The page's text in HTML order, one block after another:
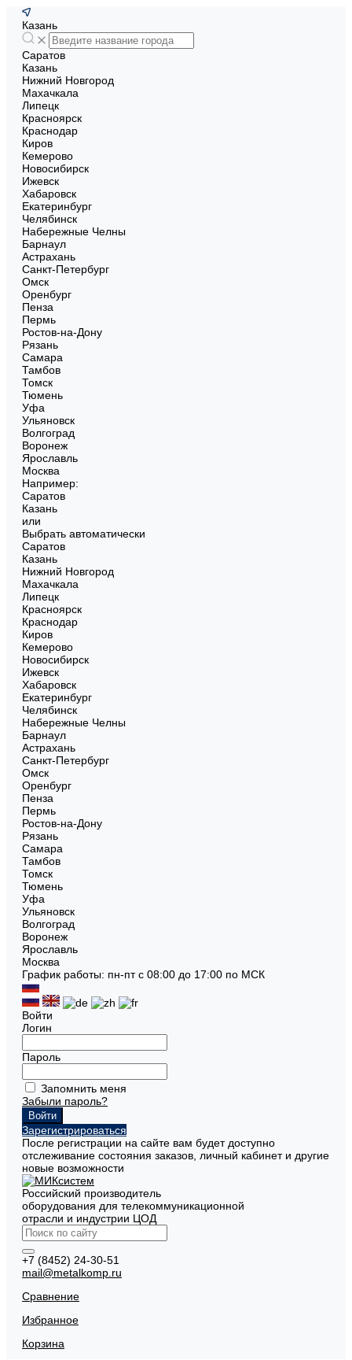
Казань
Саратов
Казань
Нижний Новгород
Махачкала
Липецк
Красноярск
Краснодар
Киров
Кемерово
Новосибирск
Ижевск
Хабаровск
Екатеринбург
Челябинск
Набережные Челны
Барнаул
Астрахань
Санкт-Петербург
Омск
Оренбург
Пенза
Пермь
Ростов-на-Дону
Рязань
Самара
Тамбов
Томск
Тюмень
Уфа
Ульяновск
Волгоград
Воронеж
Ярославль
Москва
Например:
Саратов
Казань
или
Выбрать автоматически
Саратов
Казань
Нижний Новгород
Махачкала
Липецк
Красноярск
Краснодар
Киров
Кемерово
Новосибирск
Ижевск
Хабаровск
Екатеринбург
Челябинск
Набережные Челны
Барнаул
Астрахань
Санкт-Петербург
Омск
Оренбург
Пенза
Пермь
Ростов-на-Дону
Рязань
Самара
Тамбов
Томск
Тюмень
Уфа
Ульяновск
Волгоград
Воронеж
Ярославль
Москва
График работы: пн-пт с 08:00 до 17:00 по МСК
Войти
Логин
Пароль
Запомнить меня
Забыли пароль?
Зарегистрироваться
После регистрации на сайте вам будет доступно
отслеживание состояния заказов, личный кабинет и другие
новые возможности
Российский производитель
оборудования для телекоммуникационной
отрасли и индустрии ЦОД
+7 (8452) 24-30-51
mail@metalkomp.ru
Сравнение
Избранное
Корзина